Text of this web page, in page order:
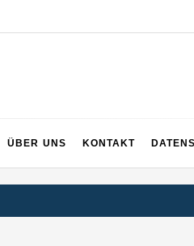
ÜBER UNS KONTAKT